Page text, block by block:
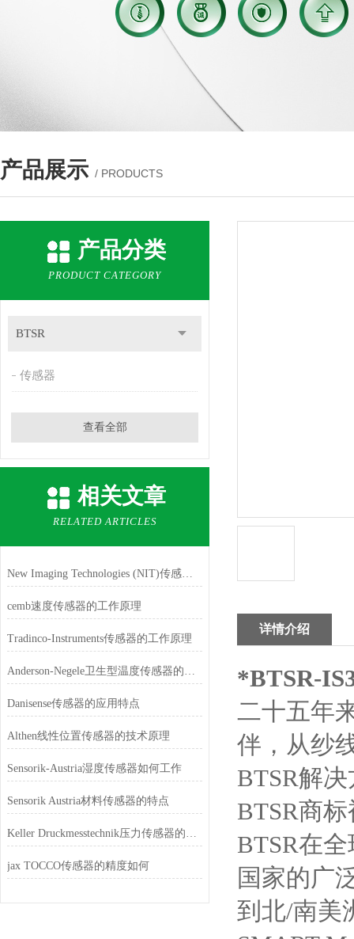
产品展示 / PRODUCTS
产品分类
PRODUCT CATEGORY
BTSR
传感器
查看全部
相关文章
RELATED ARTICLES
New Imaging Technologies (NIT)传感器的特点
cemb速度传感器的工作原理
Tradinco-Instruments传感器的工作原理
Anderson-Negele卫生型温度传感器的特点
Danisense传感器的应用特点
Althen线性位置传感器的技术原理
Sensorik-Austria湿度传感器如何工作
Sensorik Austria材料传感器的特点
Keller Druckmesstechnik压力传感器的特点
jax TOCCO传感器的精度如何
详情介绍
*BTSR-
二十五年
伴，从纱
BTSR解
BTSR商
BTSR在
国家的广
到北/南美